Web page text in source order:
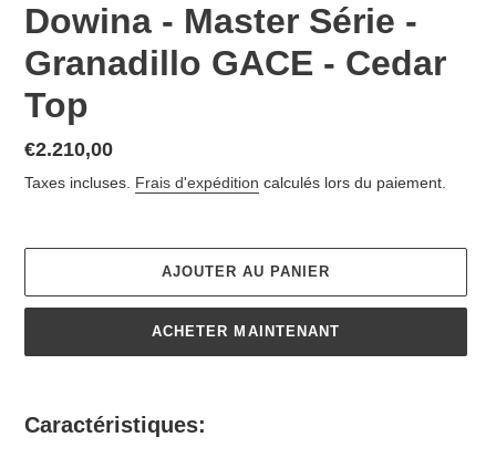
Dowina - Master Série -
Granadillo GACE - Cedar
Top
Prix
normal
€2.210,00
Taxes incluses. Frais d'expédition calculés lors du paiement.
AJOUTER AU PANIER
ACHETER MAINTENANT
produit
Caractéristiques: